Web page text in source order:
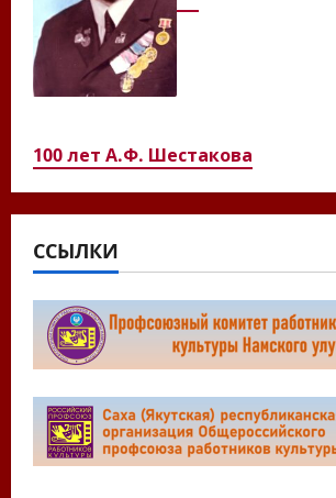
100 лет А.Ф. Шестакова
ССЫЛКИ